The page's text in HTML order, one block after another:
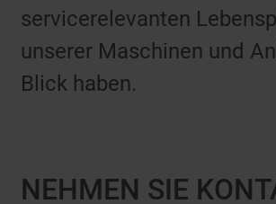
servicerelevanten
unserer Maschinen und
Blick haben.
NEHMEN SIE